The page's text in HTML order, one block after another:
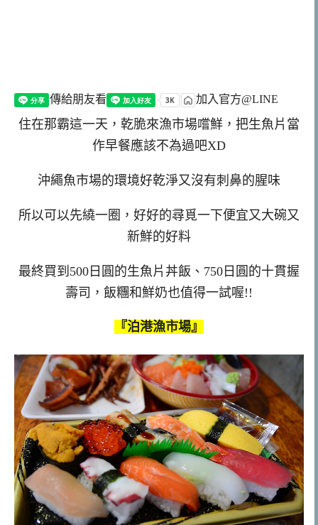
傳給朋友看 加入官方@LINE
住在那霸這一天，乾脆來漁市場嚐鮮，把生魚片當
作早餐應該不為過吧XD
沖繩魚市場的環境好乾淨又沒有刺鼻的腥味
所以可以先繞一圈，好好的尋覓一下便宜又大碗又
新鮮的好料
最終買到500日圓的生魚片丼飯、750日圓的十貫握
壽司，飯糰和鮮奶也值得一試喔!!
『泊港漁市場』